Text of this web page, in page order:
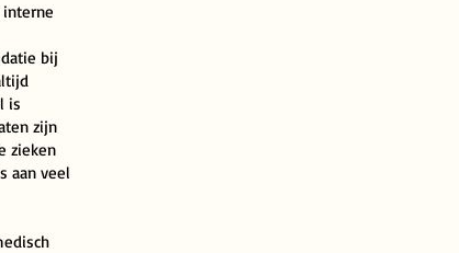
bij
is
zijn
zieken
aan veel